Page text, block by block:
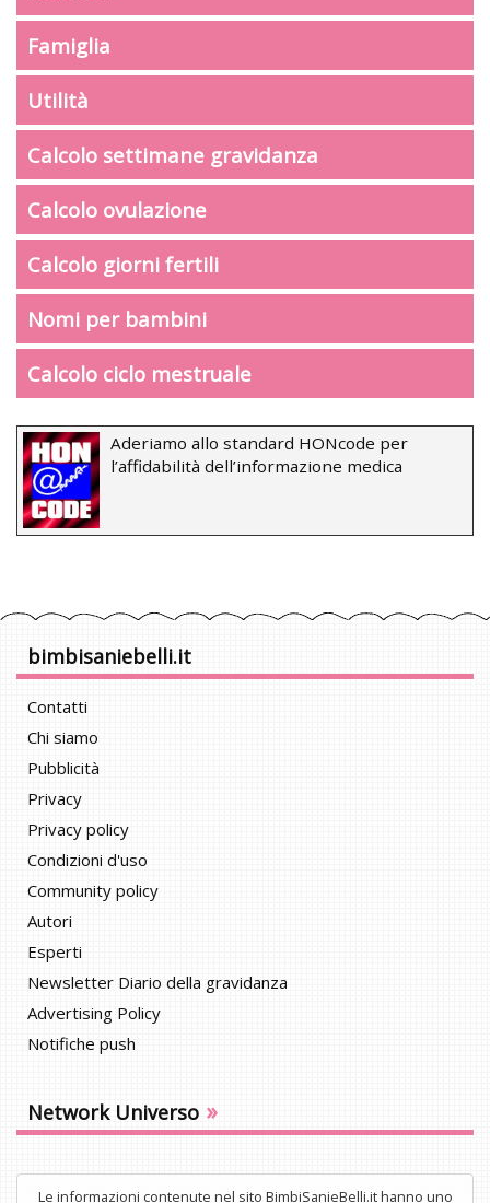
Famiglia
Utilità
Calcolo settimane gravidanza
Calcolo ovulazione
Calcolo giorni fertili
Nomi per bambini
Calcolo ciclo mestruale
Aderiamo allo standard HONcode per
l’affidabilità dell’informazione medica
bimbisaniebelli.it
Contatti
Chi siamo
Pubblicità
Privacy
Privacy policy
Condizioni d'uso
Community policy
Autori
Esperti
Newsletter Diario della gravidanza
Advertising Policy
Notifiche push
Network Universo »
Le informazioni contenute nel sito BimbiSanieBelli.it hanno uno